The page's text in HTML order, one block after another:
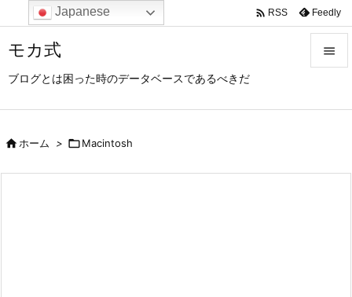
モカ式
ブログとは困った時のデータベースであるべきだ

 RSS Feedly
ホーム > Macintosh
Japanese